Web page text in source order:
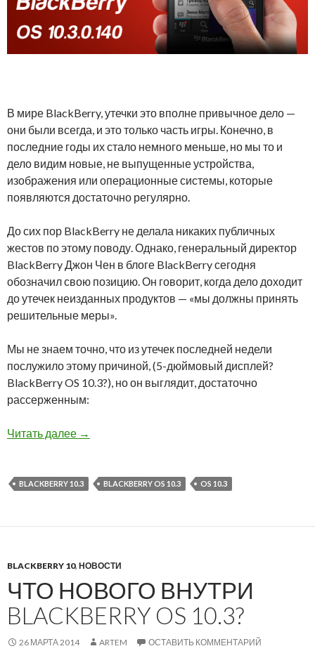
В мире BlackBerry, утечки это вполне привычное дело —
они были всегда, и это только часть игры. Конечно, в
последние годы их стало немного меньше, но мы то и
дело видим новые, не выпущенные устройства,
изображения или операционные системы, которые
появляются достаточно регулярно.
До сих пор BlackBerry не делала никаких публичных
жестов по этому поводу. Однако, генеральный директор
BlackBerry Джон Чен в блоге BlackBerry сегодня
обозначил свою позицию. Он говорит, когда дело доходит
до утечек неизданных продуктов — «мы должны принять
решительные меры».
Мы не знаем точно, что из утечек последней недели
послужило этому причиной, (5-дюймовый дисплей?
BlackBerry OS 10.3?), но он выглядит, достаточно
рассерженным:
Читать далее Генеральный директор BlackBerry Джон Чен
→
BLACKBERRY 10.3 BLACKBERRY OS 10.3 OS 10.3
BLACKBERRY 10, НОВОСТИ
ЧТО НОВОГО ВНУТРИ
BLACKBERRY OS 10.3?
26 МАРТА 2014 ARTEM ОСТАВИТЬ КОММЕНТАРИЙ